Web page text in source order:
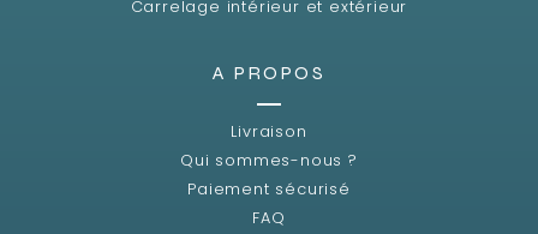
Carrelage intérieur et extérieur
A PROPOS
Livraison
Qui sommes-nous ?
Paiement sécurisé
FAQ